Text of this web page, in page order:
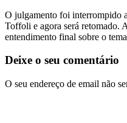
O julgamento foi interrompido
Toffoli e agora será retomado.
entendimento final sobre o
Deixe o seu comentário
O seu endereço de email não